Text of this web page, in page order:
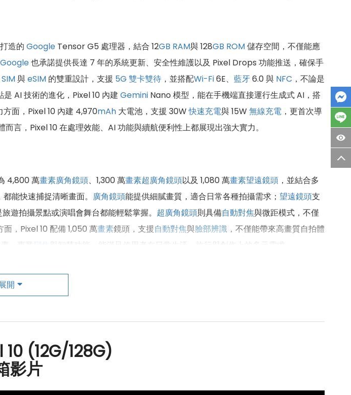
造的 Google Tensor G5 處理器，結合 12GB RAM與 128GB ROM儲存空間，不僅能應
Google也承諾提供長達 7 年的系統更新、安全性維護以及 Pixel Drops 功能推送，確保手
與eSIM 的雙重設計，支援 5G 雙卡雙待 ，並搭配Wi-Fi6E、 藍牙6.0 與 NFC ，不論是
AI 技術的進化，Pixel 10 內建 Gemini Nano 模型，能在手機端直接運行生成式 AI，搭
面，Pixel 10 內建 4,970mAh 大電池，支援 30W快速充電與 15W 無線充電 ，更首次導
言，Pixel 10 在處理效能、AI 功能與續航便利性上都展現出強大實力。
4,800 萬畫素廣角鏡頭、1,300 萬畫素超廣角鏡頭以及 1,080 萬畫素望遠鏡頭 ，並結合多
能快速捕捉清晰畫面。 廣角鏡頭能提供細膩畫質，適合日常各種拍攝需求； 望遠鏡頭支
遊拍攝景點或演唱會舞台都能輕鬆掌握。 超廣角鏡頭則具備自動對焦與微距模式，不僅
，Pixel 10 配備 1,050 萬畫素鏡頭，支援自動對焦與臉部辨識 ，不僅能帶來高畫質自拍體
、專業 變焦 與智慧功能，能滿足使用者在日常生活、旅行與創作上的多元需求。
開
(12G/128G)
影片